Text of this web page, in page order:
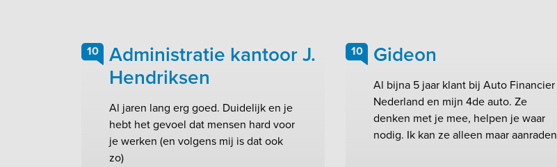
10
Administratie kantoor J.
Hendriksen
Al jaren lang erg goed. Duidelijk en je
hebt het gevoel dat mensen hard voor
je werken (en volgens mij is dat ook
zo)
10 Gideon
Al bijna 5 jaar klant bij Auto Financier
Nederland en mijn 4de auto. Ze
denken met je mee, helpen je waar
nodig. Ik kan ze alleen maar aanraden